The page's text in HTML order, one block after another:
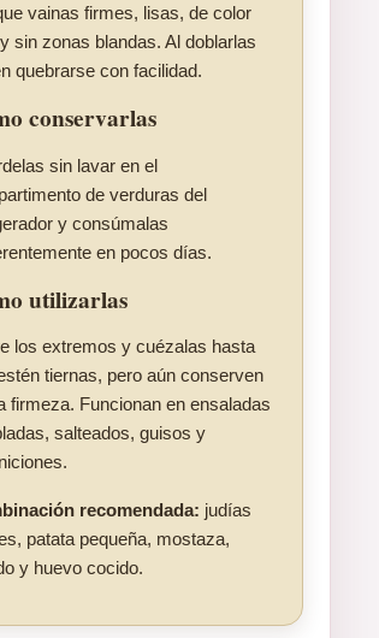
vainas firmes, lisas, de color
sin zonas blandas. Al doblarlas
quebrarse con facilidad.
conservarlas
sin lavar en el
de verduras del
y consúmalas
en pocos días.
utilizarlas
los extremos y cuézalas hasta
tiernas, pero aún conserven
firmeza. Funcionan en ensaladas
salteados, guisos y
recomendada: judías
patata pequeña, mostaza,
y huevo cocido.